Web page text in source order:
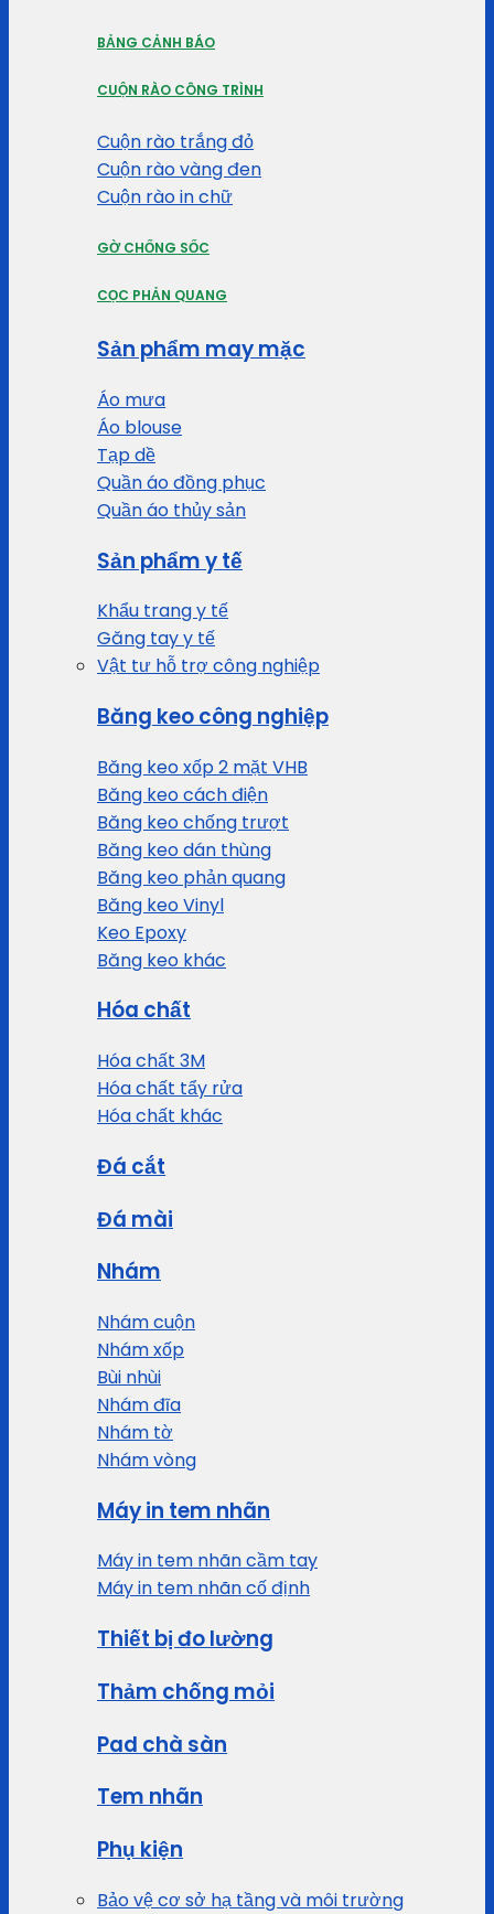
BẢNG CẢNH BÁO
CUỘN RÀO CÔNG TRÌNH
Cuộn rào trắng đỏ
Cuộn rào vàng đen
Cuộn rào in chữ
GỜ CHỐNG SỐC
CỌC PHẢN QUANG
Sản phẩm may mặc
Áo mưa
Áo blouse
Tạp dề
Quần áo đồng phục
Quần áo thủy sản
Sản phẩm y tế
Khẩu trang y tế
Găng tay y tế
Vật tư hỗ trợ công nghiệp
Băng keo công nghiệp
Băng keo xốp 2 mặt VHB
Băng keo cách điện
Băng keo chống trượt
Băng keo dán thùng
Băng keo phản quang
Băng keo Vinyl
Keo Epoxy
Băng keo khác
Hóa chất
Hóa chất 3M
Hóa chất tẩy rửa
Hóa chất khác
Đá cắt
Đá mài
Nhám
Nhám cuộn
Nhám xốp
Bùi nhùi
Nhám đĩa
Nhám tờ
Nhám vòng
Máy in tem nhãn
Máy in tem nhãn cầm tay
Máy in tem nhãn cố định
Thiết bị đo lường
Thảm chống mỏi
Pad chà sàn
Tem nhãn
Phụ kiện
Bảo vệ cơ sở hạ tầng và môi trường